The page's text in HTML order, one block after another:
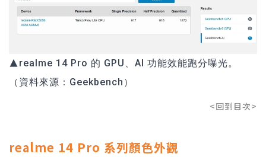
▲realme 14 Pro 的 GPU、AI 功能效能跑分曝光。
（資料來源： Geekbench ）
<回到目次>
realme 14 Pro 系列顏色外觀